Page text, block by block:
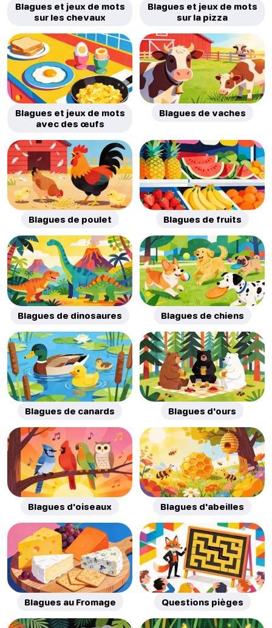
Blagues et jeux de mots
sur les chevaux
Blagues et jeux de mots
sur la pizza
Blagues et jeux de mots
avec des œufs
Blagues de vaches
Blagues de poulet Blagues de fruits
Blagues de dinosaures Blagues de chiens
Blagues de canards Blagues d'ours
Blagues d'oiseaux Blagues d'abeilles
Blagues au Fromage Questions pièges